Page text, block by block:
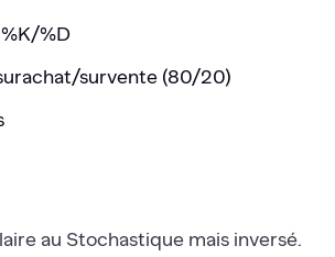
%D
survente (80/20)
au Stochastique mais inversé.